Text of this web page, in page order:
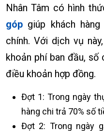
Nhân Tâm có hình
góp giúp khách
chính. Với dịch vụ
khoản phí ban đầu,
điều khoản hợp đồng.
Đợt 1: Trong ngày
hàng chi trả 70% số
Đợt 2: Trong ngày